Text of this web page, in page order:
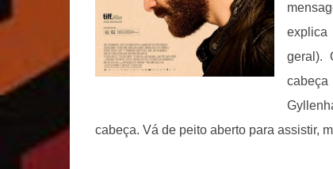
explica
geral).
cabeça. Vá de peito aberto para assistir,